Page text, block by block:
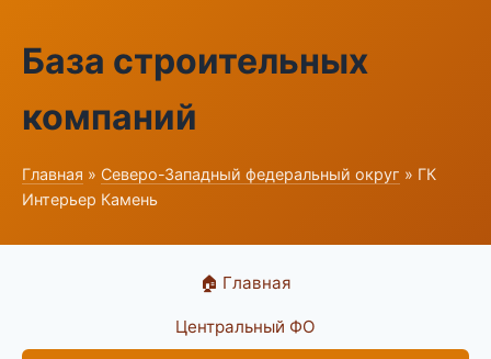
База строительных
компаний
Главная » Северо-Западный федеральный округ » ГК
Интерьер Камень
🏠 Главная
Центральный ФО